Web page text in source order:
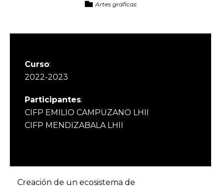
Artes gráficas
Curso:
2022-2023
Participantes:
CIFP EMILIO CAMPUZANO LHII
CIFP MENDIZABALA LHII
Creación de un ecosistema de